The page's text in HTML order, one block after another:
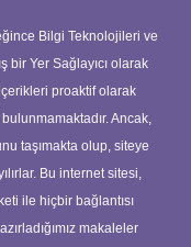
Bilgi Teknolojileri ve
bir Yer Sağlayıcı olarak
proaktif olarak
Ancak,
taşımakta olup, siteye
Bu internet sitesi,
ile hiçbir bağlantısı
makaleler